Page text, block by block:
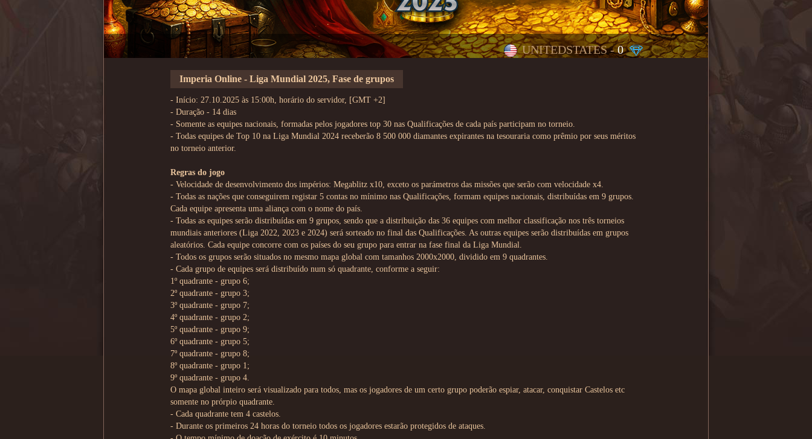
UNITEDSTATES -0
Imperia Online - Liga Mundial 2025, Fase de grupos
- Início: 27.10.2025 às 15:00h, horário do servidor, [GMT +2]
- Duração - 14 dias
- Somente as equipes nacionais, formadas pelos jogadores top 30 nas Qualificações de cada país participam no torneio.
- Todas equipes de Top 10 na Liga Mundial 2024 receberão 8 500 000 diamantes expirantes na tesouraria como prêmio por seus méritos
no torneio anterior.
Regras do jogo
- Velocidade de desenvolvimento dos impérios: Megablitz x10, exceto os parámetros das missões que serão com velocidade x4.
- Todas as nações que conseguirem registar 5 contas no mínimo nas Qualificações, formam equipes nacionais, distribuídas em 9 grupos.
Cada equipe apresenta uma aliança com o nome do país.
- Todas as equipes serão distribuídas em 9 grupos, sendo que a distribuição das 36 equipes com melhor classificação nos três torneios
mundiais anteriores (Liga 2022, 2023 e 2024) será sorteado no final das Qualificações. As outras equipes serão distribuídas em grupos
aleatórios. Cada equipe concorre com os países do seu grupo para entrar na fase final da Liga Mundial.
- Todos os grupos serão situados no mesmo mapa global com tamanhos 2000x2000, dividido em 9 quadrantes.
- Cada grupo de equipes será distribuído num só quadrante, conforme a seguir:
1º quadrante - grupo 6;
2º quadrante - grupo 3;
3º quadrante - grupo 7;
4º quadrante - grupo 2;
5º quadrante - grupo 9;
6º quadrante - grupo 5;
7º quadrante - grupo 8;
8º quadrante - grupo 1;
9º quadrante - grupo 4.
O mapa global inteiro será visualizado para todos, mas os jogadores de um certo grupo poderão espiar, atacar, conquistar Castelos etc
somente no prórpio quadrante.
- Cada quadrante tem 4 castelos.
- Durante os primeiros 24 horas do torneio todos os jogadores estarão protegidos de ataques.